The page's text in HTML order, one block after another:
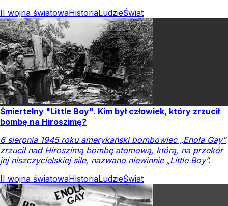
II wojna światowaHistoriaLudzieŚwiat
Śmiertelny "Little Boy". Kim był człowiek, który zrzucił
bombę na Hiroszimę?
6 sierpnia 1945 roku amerykański bombowiec „Enola Gay”
zrzucił nad Hiroszimą bombę atomową, którą, na przekór
jej niszczycielskiej sile, nazwano niewinnie „Little Boy”.
II wojna światowaHistoriaLudzieŚwiat